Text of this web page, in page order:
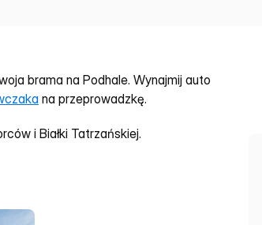
brama na Podhale. Wynajmij auto
na przeprowadzkę.
i Białki Tatrzańskiej.